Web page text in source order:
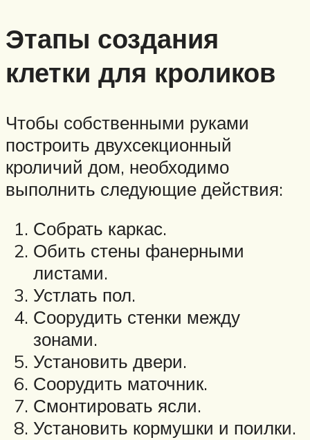
Этапы создания
клетки для кроликов
Чтобы собственными руками
построить двухсекционный
кроличий дом, необходимо
выполнить следующие действия:
Собрать каркас.
Обить стены фанерными
листами.
Устлать пол.
Соорудить стенки между
зонами.
Установить двери.
Соорудить маточник.
Смонтировать ясли.
Установить кормушки и поилки.